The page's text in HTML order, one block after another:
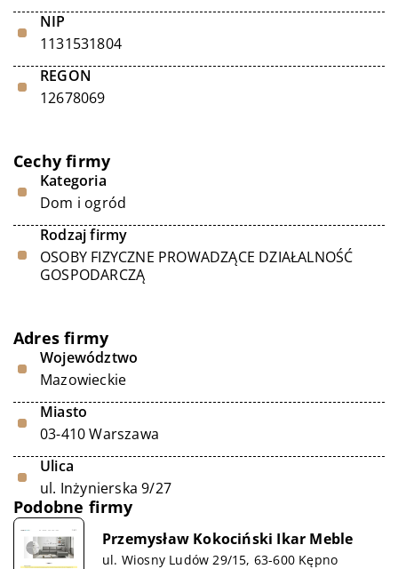
NIP
1131531804
REGON
12678069
Cechy firmy
Kategoria
Dom i ogród
Rodzaj firmy
OSOBY FIZYCZNE PROWADZĄCE DZIAŁALNOŚĆ
GOSPODARCZĄ
Adres firmy
Województwo
Mazowieckie
Miasto
03-410 Warszawa
Ulica
ul. Inżynierska 9/27
Podobne firmy
Przemysław Kokociński Ikar Meble
ul. Wiosny Ludów 29/15, 63-600 Kępno